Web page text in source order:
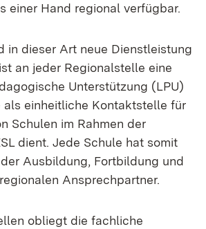
einer Hand regional verfügbar.
in dieser Art neue Dienstleistung
an jeder Regionalstelle eine
Unterstützung (LPU)
als einheitliche Kontaktstelle für
Schulen im Rahmen der
dient. Jede Schule hat somit
Ausbildung, Fortbildung und
Ansprechpartner.
obliegt die fachliche